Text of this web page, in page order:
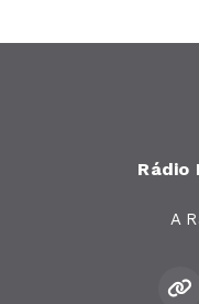
Rádio
A